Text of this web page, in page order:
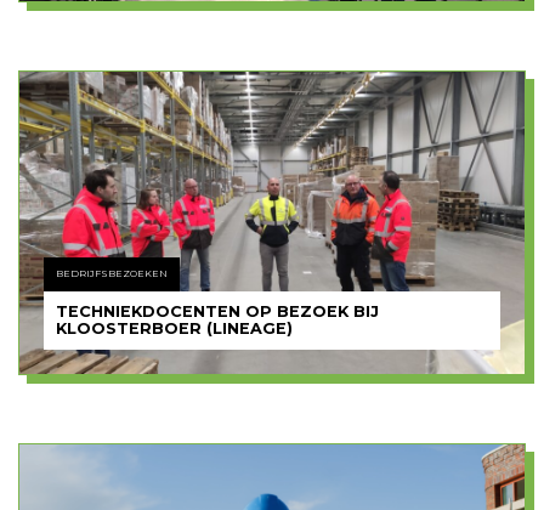
BEDRIJFSBEZOEKEN
TECHNIEKDOCENTEN OP BEZOEK BIJ
KLOOSTERBOER (LINEAGE)